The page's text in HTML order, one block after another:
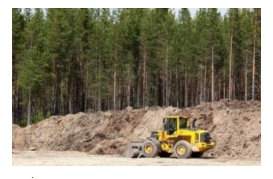
plastique
Réalisation
de
travaux
et
protection
des
espèces
protégées
:
le